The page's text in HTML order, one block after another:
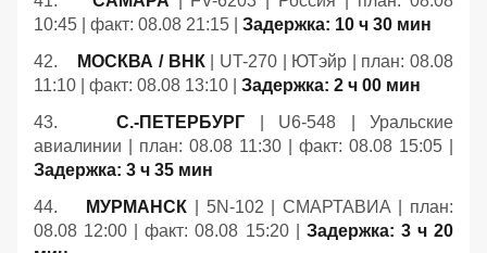
10:45 | факт: 08.08 21:15 | Задержка: 10 ч 30 мин
42.
МОСКВА / ВНК| UT-270 | ЮТэйр | план: 08.08
11:10 | факт: 08.08 13:10 | Задержка: 2 ч 00 мин
43. С.-ПЕТЕРБУРГ | U6-548 | Уральские
авиалинии | план: 08.08 11:30 | факт: 08.08 15:05 |
Задержка: 3 ч 35 мин
44.
МУРМАНСК | 5N-102 | СМАРТАВИА | план:
08.08 12:00 | факт: 08.08 15:20 | Задержка: 3 ч 20